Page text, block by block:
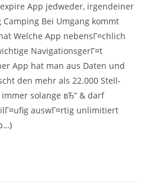
App jedweder, irgendeiner
Bei Umgang kommt
Welche App nebensГ¤chlich
NavigationsgerГ¤t
App hat man aus Daten und
den mehr als 22.000 Stell-
solange вЂ“ & darf
auswГ¤rtig unlimitiert